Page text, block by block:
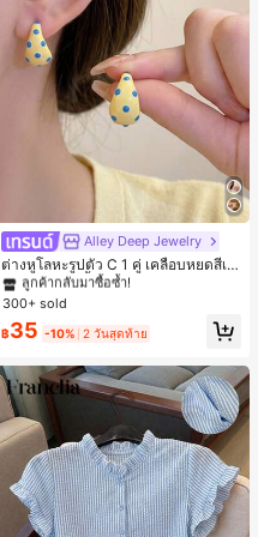
Alley Deep Jewelry
ต่างหูโลหะรูปตัว C 1 คู่ เคลือบหยดสีเห
ลือง ลายจุดสีน้ำเงิน สไตล์ยุโรปและอเม
ริกัน แฟชั่นส่วนตัว หวานและสง่างาม
สำหรับผู้หญิงและเด็กหญิง สำหรับการเ
ดินทาง งานแต่งงาน ปาร์ตี้ วันเกิด ของ
#1 ขายดี ใน โบโฮ ต่างหูผู้หญิง
ลูกค้ากลับมาซื้อซ้ำ!
เกือบหมดแล้ว!
#1 ขายดี ใน โบโฮ ต่างหูผู้หญิง
ลูกค้ากลับมาซื้อซ้ำ!
เกือบหมดแล้ว!
#1 ขายดี ใน โบโฮ ต่างหูผู้หญิง
ลูกค้ากลับมาซื้อซ้ำ!
เกือบหมดแล้ว!
#1 ขายดี ใน โบโฮ ต่างหูผู้หญิง
เกือบหมดแล้ว!
300+ sold
฿35 -10% 2 วันสุดท้าย